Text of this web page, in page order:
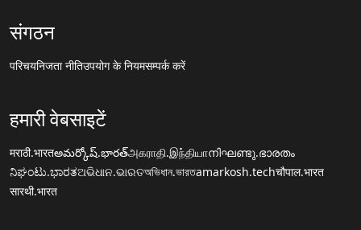
संगठन
परिचयनिजता नीतिउपयोग के नियमसम्पर्क करें
हमारी वेबसाइटें
मराठी.भारतఅమర్కోష్.భారత్அகராதி.இந்தியாനിഘണ്ടു.ഭാരതം
ನಿಘಂಟು.ಭಾರತଅଭିଧାନ.ଭାରତঅভিধান.ভারতamarkosh.techचौपाल.भारत
सारथी.भारत